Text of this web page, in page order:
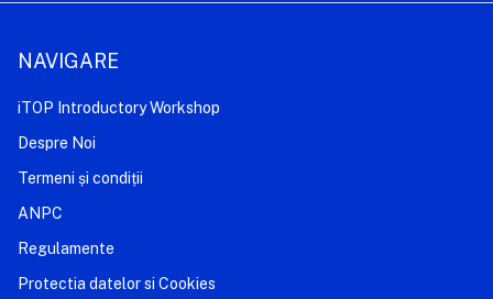
NAVIGARE
iTOP Introductory Workshop
Despre Noi
Termeni și condiții
ANPC
Regulamente
Protectia datelor si Cookies